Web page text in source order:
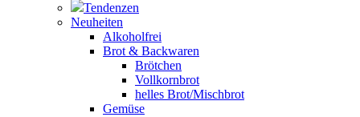
Tendenzen
Neuheiten
Alkoholfrei
Brot & Backwaren
Brötchen
Vollkornbrot
helles Brot/Mischbrot
Gemüse